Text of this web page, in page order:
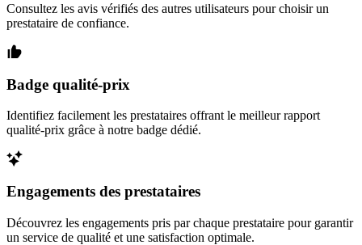
Consultez les avis vérifiés des autres utilisateurs pour choisir un
prestataire de confiance.
Badge qualité-prix
Identifiez facilement les prestataires offrant le meilleur rapport
qualité-prix grâce à notre badge dédié.
Engagements des prestataires
Découvrez les engagements pris par chaque prestataire pour garantir
un service de qualité et une satisfaction optimale.